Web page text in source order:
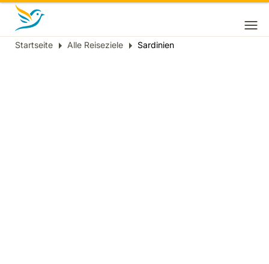
Breadcrumb
Startseite Alle Reiseziele Sardinien